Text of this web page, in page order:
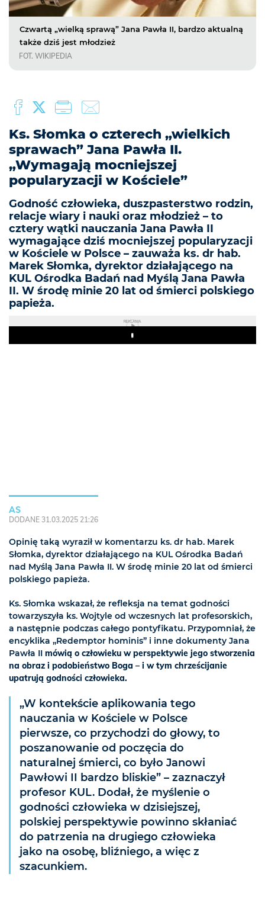
Czwartą „wielką sprawą” Jana Pawła II, bardzo aktualną
także dziś jest młodzież
FOT. WIKIPEDIA
Ks. Słomka o czterech „wielkich
sprawach” Jana Pawła II.
„Wymagają mocniejszej
popularyzacji w Kościele”
Godność człowieka, duszpasterstwo rodzin,
relacje wiary i nauki oraz młodzież – to
cztery wątki nauczania Jana Pawła II
wymagające dziś mocniejszej popularyzacji
w Kościele w Polsce – zauważa ks. dr hab.
Marek Słomka, dyrektor działającego na
KUL Ośrodka Badań nad Myślą Jana Pawła
II. W środę minie 20 lat od śmierci polskiego
papieża.
REKLAMA
Play
AS
DODANE 31.03.2025 21:26
Opinię taką wyraził w komentarzu ks. dr hab. Marek
Słomka, dyrektor działającego na KUL Ośrodka Badań
nad Myślą Jana Pawła II. W środę minie 20 lat od śmierci
polskiego papieża.
Ks. Słomka wskazał, że refleksja na temat godności
towarzyszyła ks. Wojtyle od wczesnych lat profesorskich,
a następnie podczas całego pontyfikatu. Przypomniał, że
encyklika „Redemptor hominis” i inne dokumenty Jana
Pawła II mówią o człowieku w perspektywie jego stworzenia
na obraz i podobieństwo Boga – i w tym chrześcijanie
upatrują godności człowieka.
„W kontekście aplikowania tego
nauczania w Kościele w Polsce
pierwsze, co przychodzi do głowy, to
poszanowanie od poczęcia do
naturalnej śmierci, co było Janowi
Pawłowi II bardzo bliskie” – zaznaczył
profesor KUL. Dodał, że myślenie o
godności człowieka w dzisiejszej,
polskiej perspektywie powinno skłaniać
do patrzenia na drugiego człowieka
jako na osobę, bliźniego, a więc z
szacunkiem.